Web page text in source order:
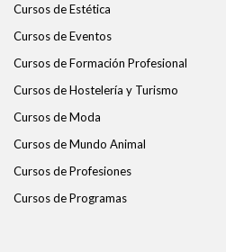
Cursos de Estética
Cursos de Eventos
Cursos de Formación Profesional
Cursos de Hostelería y Turismo
Cursos de Moda
Cursos de Mundo Animal
Cursos de Profesiones
Cursos de Programas